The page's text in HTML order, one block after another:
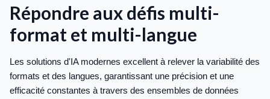
Répondre aux défis multi-
format et multi-langue
Les solutions d'IA modernes excellent à relever la variabilité des
formats et des langues, garantissant une précision et une
efficacité constantes à travers des ensembles de données